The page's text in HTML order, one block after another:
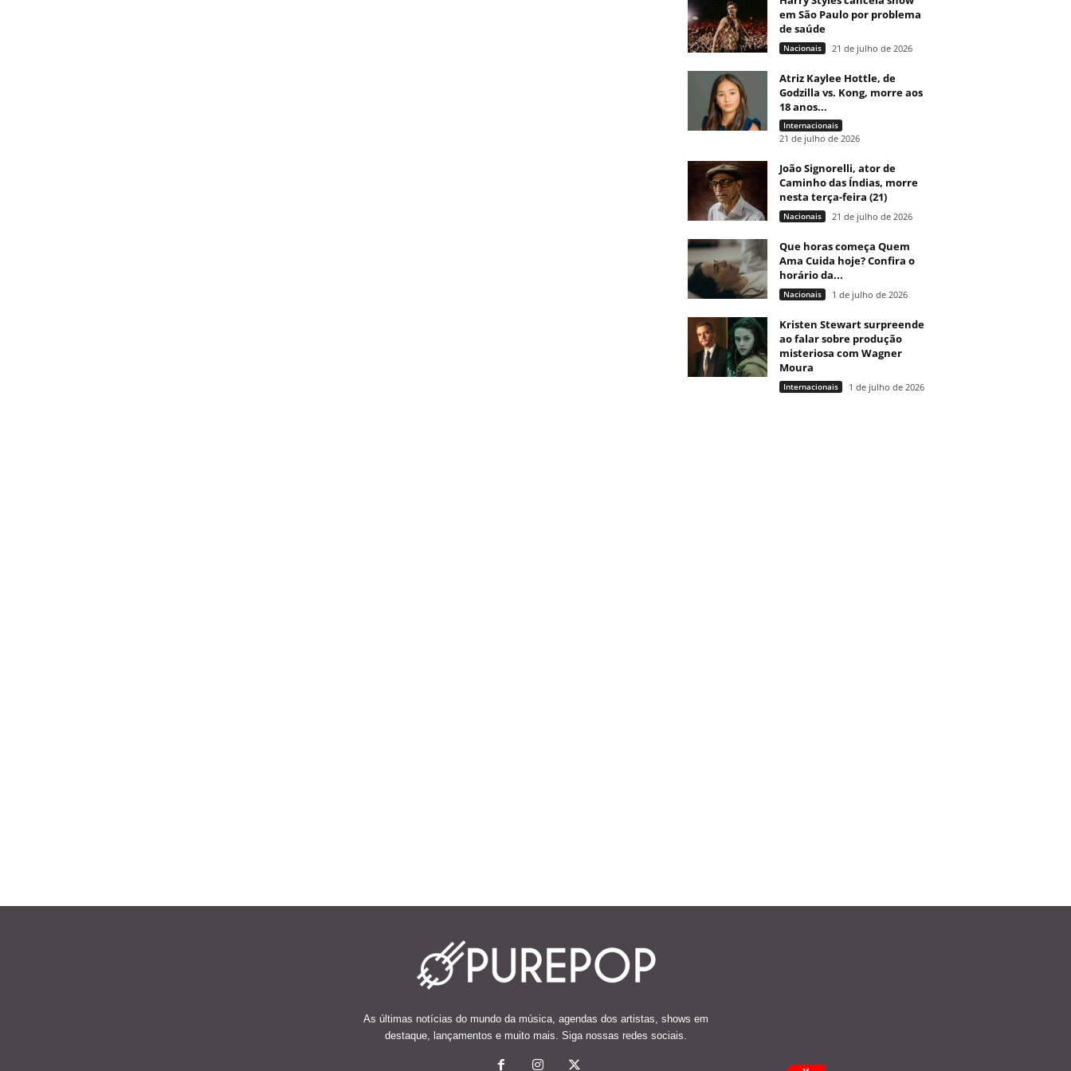
em São Paulo por problema
de saúde
Nacionais 21 de julho de 2026
Atriz Kaylee Hottle, de
Godzilla vs. Kong, morre aos
18 anos...
Internacionais
21 de julho de 2026
João Signorelli, ator de
Caminho das Índias, morre
nesta terça-feira (21)
Nacionais 21 de julho de 2026
Que horas começa Quem
Ama Cuida hoje? Confira o
horário da...
Nacionais 1 de julho de 2026
Kristen Stewart surpreende
ao falar sobre produção
misteriosa com Wagner
Moura
Internacionais 1 de julho de 2026
As últimas notícias do mundo da música, agendas dos artistas, shows em
destaque, lançamentos e muito mais. Siga nossas redes sociais.